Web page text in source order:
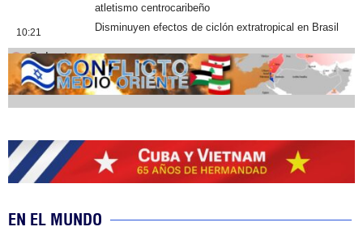
atletismo centrocaribeño
10:21 Disminuyen efectos de ciclón extratropical en Brasil
Cobertura
EN EL MUNDO